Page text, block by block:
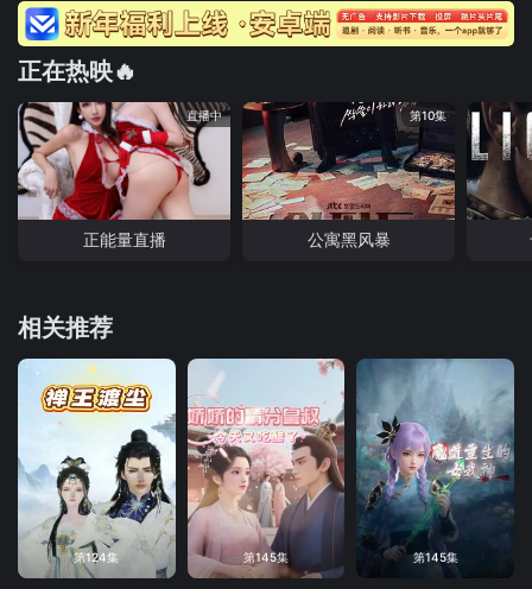
正在热映🔥
直播中
正能量直播
第10集
公寓黑风暴
相关推荐
第124集 第145集 第145集